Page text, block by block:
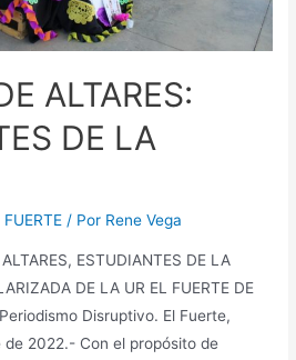
ALTARES:
DE LA
FUERTE / Por Rene Vega
ESTUDIANTES DE LA
DE LA UR EL FUERTE DE
Disruptivo. El Fuerte,
de 2022.- Con el propósito de